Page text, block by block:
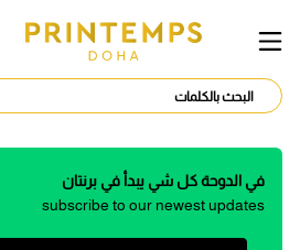
في الدوحة كل شي يبدأ في برنتان
subscribe to our newest updates